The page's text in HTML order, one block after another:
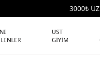
3000₺
ÜST
GİYİM